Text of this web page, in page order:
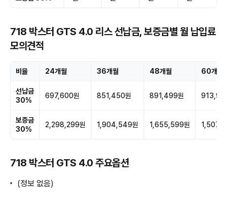
718 박스터 GTS 4.0 리스 선납금, 보증금별 월 납입료
모의견적
비율 24개월 36개월 48개월 60개월
선납금
30%
697,600원 851,450원 891,499원
보증금
30%
2,298,299원 1,904,549원 1,655,599원
718 박스터 GTS 4.0 주요옵션
(정보 없음)